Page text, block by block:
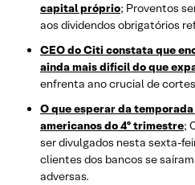
capital próprio; Proventos
aos dividendos obrigatórios
CEO do Citi constata que
ainda mais difícil do que
enfrenta ano crucial de
O que esperar da
americanos do 4º trimestre;
ser divulgados nesta sexta-
clientes dos bancos se
adversas.